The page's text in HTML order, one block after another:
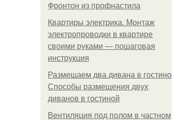
Фронтон из профнастила
Квартиры электрика. Монтаж
электропроводки в квартире
своими руками — пошаговая
инструкция
Размещаем два дивана в
Способы размещения двух
диванов в гостиной
Вентиляция под полом в частном